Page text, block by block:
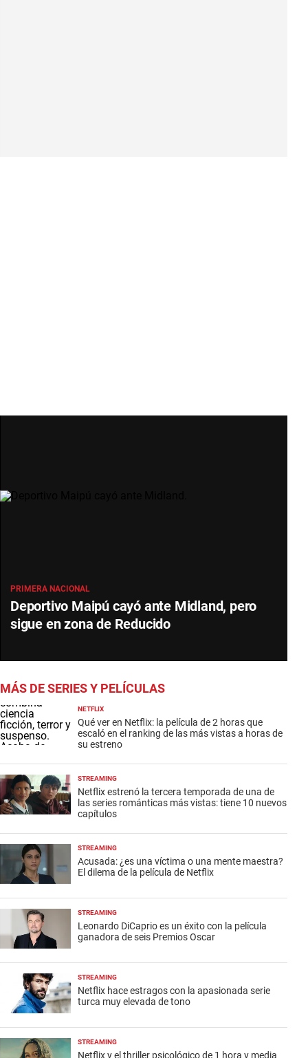
PRIMERA NACIONAL
Deportivo Maipú cayó ante Midland, pero
sigue en zona de Reducido
MÁS DE SERIES Y PELÍCULAS
NETFLIX
Qué ver en Netflix: la película de 2 horas que
escaló en el ranking de las más vistas a horas de
su estreno
STREAMING
Netflix estrenó la tercera temporada de una de
las series románticas más vistas: tiene 10 nuevos
capítulos
STREAMING
Acusada: ¿es una víctima o una mente maestra?
El dilema de la película de Netflix
STREAMING
Leonardo DiCaprio es un éxito con la película
ganadora de seis Premios Oscar
STREAMING
Netflix hace estragos con la apasionada serie
turca muy elevada de tono
STREAMING
Netflix y el thriller psicológico de 1 hora y media